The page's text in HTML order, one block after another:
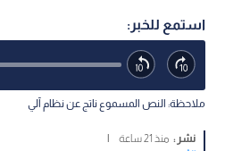
استمع للخبر:
ملاحظة: النص المسموع ناتج عن نظام آلي
نشر : منذ 21 ساعة
|